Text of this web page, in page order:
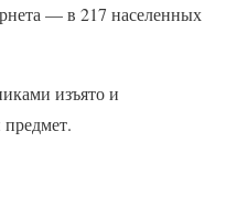
— в 217 населенных
изъято и